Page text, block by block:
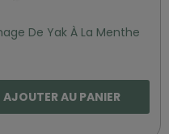
De Yak À La Menthe
AJOUTER AU PANIER